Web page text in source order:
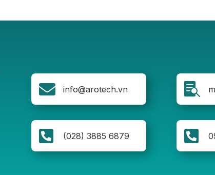
 info@arotech.vn
 (028) 3885 6879

